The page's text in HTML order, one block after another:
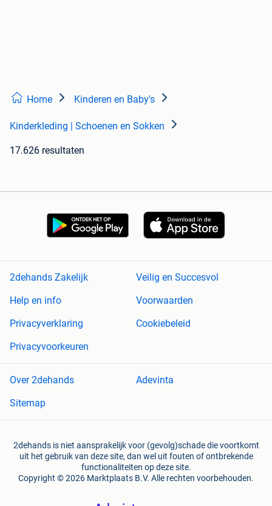
Home Kinderen en Baby's
Kinderkleding | Schoenen en Sokken
17.626 resultaten
2dehands Zakelijk
Veilig en Succesvol
Help en info
Voorwaarden
Privacyverklaring
Cookiebeleid
Privacyvoorkeuren
Over 2dehands
Adevinta
Sitemap
2dehands is niet aansprakelijk voor (gevolg)schade die voortkomt
uit het gebruik van deze site, dan wel uit fouten of ontbrekende
functionaliteiten op deze site.
Copyright © 2026 Marktplaats B.V. Alle rechten voorbehouden.